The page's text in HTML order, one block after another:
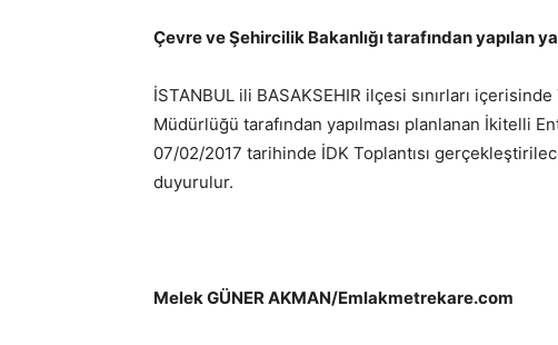
Çevre ve Şehircilik Bakanlığı tarafından yapılan
İSTANBUL ili BASAKSEHIR ilçesi sınırları içerisinde
Müdürlüğü tarafından yapılması planlanan İkitelli
07/02/2017 tarihinde İDK Toplantısı
duyurulur.
Melek GÜNER AKMAN/Emlakmetrekare.com